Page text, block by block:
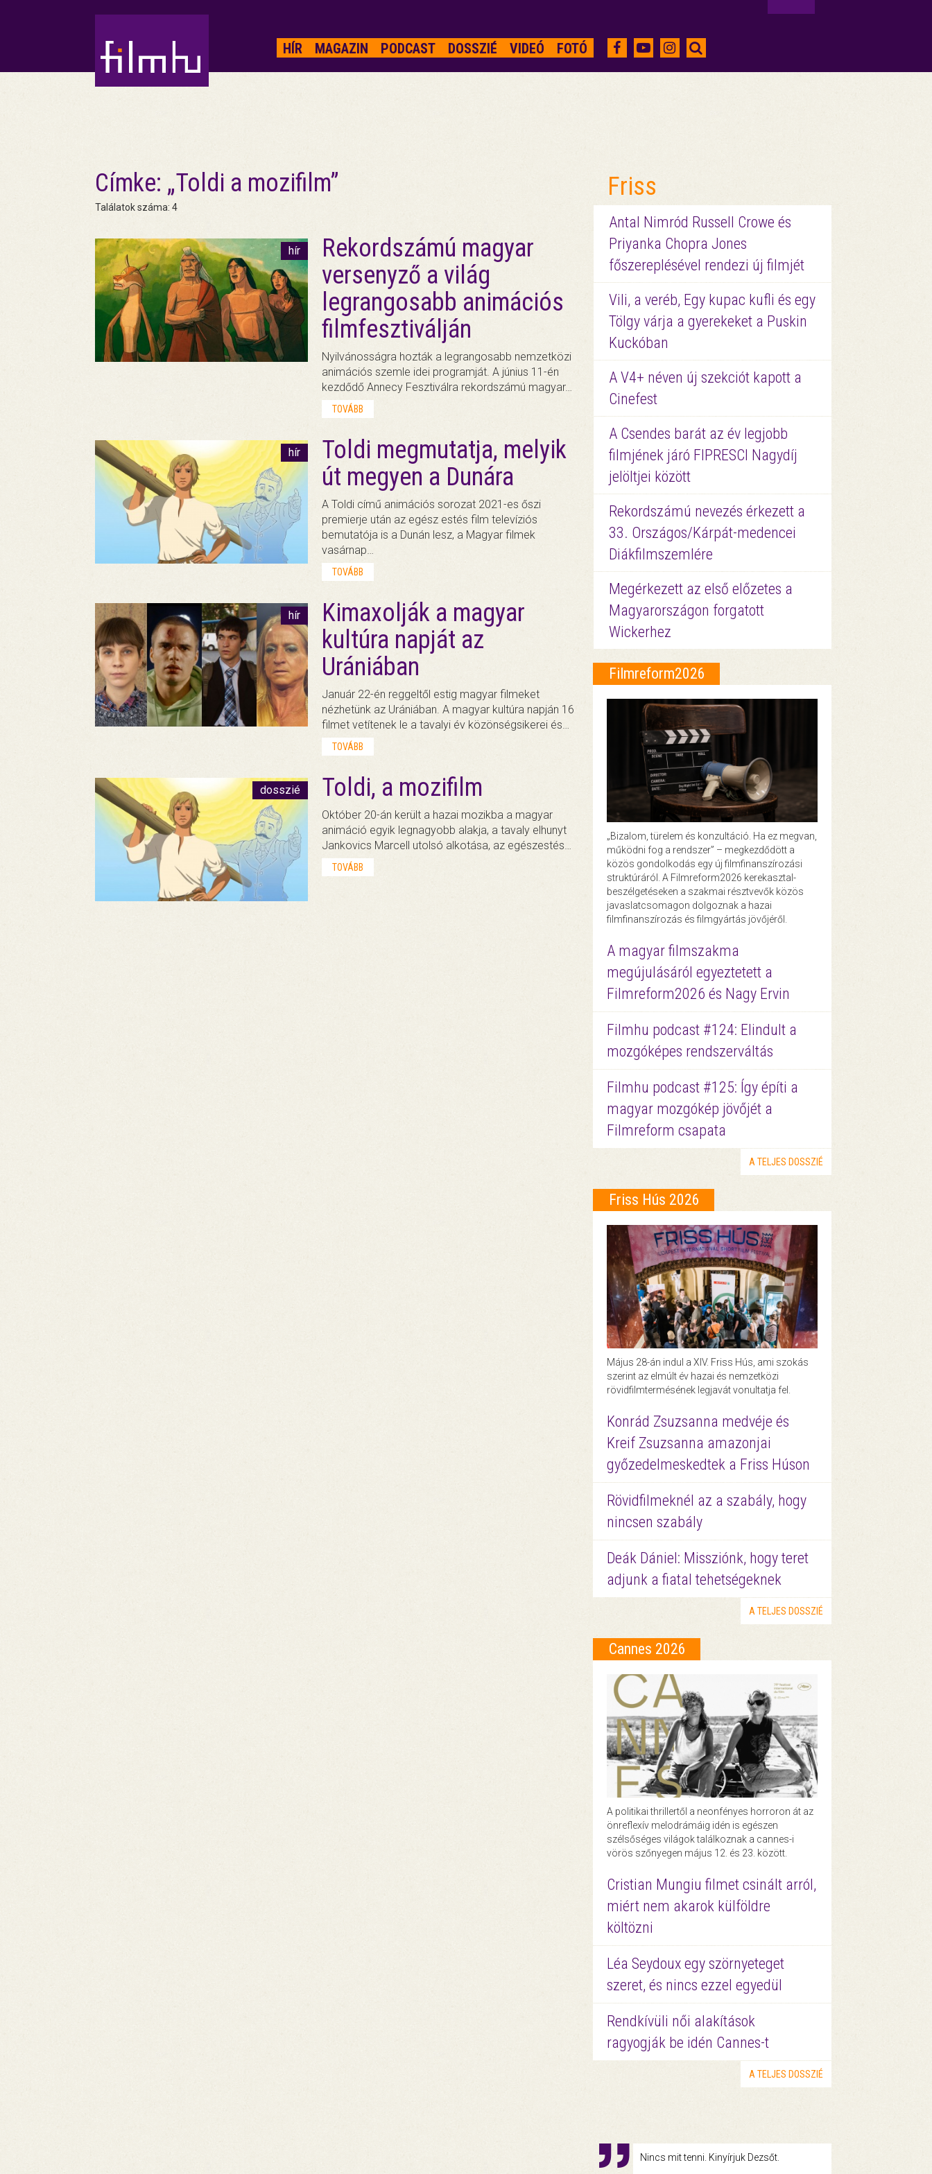
HÍR MAGAZIN PODCAST DOSSZIÉ VIDEÓ FOTÓ
Címke: „Toldi a mozifilm”
Találatok száma: 4
hír
Rekordszámú magyar
versenyző a világ
legrangosabb animációs
filmfesztiválján
Nyilvánosságra hozták a legrangosabb nemzetközi
animációs szemle idei programját. A június 11-én
kezdődő Annecy Fesztiválra rekordszámú magyar…
TOVÁBB
hír
Toldi megmutatja, melyik
út megyen a Dunára
A Toldi című animációs sorozat 2021-es őszi
premierje után az egész estés film televíziós
bemutatója is a Dunán lesz, a Magyar filmek
vasárnap…
TOVÁBB
hír
Kimaxolják a magyar
kultúra napját az
Urániában
Január 22-én reggeltől estig magyar filmeket
nézhetünk az Urániában. A magyar kultúra napján 16
filmet vetítenek le a tavalyi év közönségsikerei és…
TOVÁBB
dosszié Toldi, a mozifilm
Október 20-án került a hazai mozikba a magyar
animáció egyik legnagyobb alakja, a tavaly elhunyt
Jankovics Marcell utolsó alkotása, az egészestés…
TOVÁBB
Friss
Antal Nimród Russell Crowe és
Priyanka Chopra Jones
főszereplésével rendezi új filmjét
Vili, a veréb, Egy kupac kufli és egy
Tölgy várja a gyerekeket a Puskin
Kuckóban
A V4+ néven új szekciót kapott a
Cinefest
A Csendes barát az év legjobb
filmjének járó FIPRESCI Nagydíj
jelöltjei között
Rekordszámú nevezés érkezett a
33. Országos/Kárpát-medencei
Diákfilmszemlére
Megérkezett az első előzetes a
Magyarországon forgatott
Wickerhez
Filmreform2026
„Bizalom, türelem és konzultáció. Ha ez megvan,
működni fog a rendszer” – megkezdődött a
közös gondolkodás egy új filmfinanszírozási
struktúráról. A Filmreform2026 kerekasztal-
beszélgetéseken a szakmai résztvevők közös
javaslatcsomagon dolgoznak a hazai
filmfinanszírozás és filmgyártás jövőjéről.
A magyar filmszakma
megújulásáról egyeztetett a
Filmreform2026 és Nagy Ervin
Filmhu podcast #124: Elindult a
mozgóképes rendszerváltás
Filmhu podcast #125: Így építi a
magyar mozgókép jövőjét a
Filmreform csapata
A TELJES DOSSZIÉ
Friss Hús 2026
Május 28-án indul a XIV. Friss Hús, ami szokás
szerint az elmúlt év hazai és nemzetközi
rövidfilmtermésének legjavát vonultatja fel.
Konrád Zsuzsanna medvéje és
Kreif Zsuzsanna amazonjai
győzedelmeskedtek a Friss Húson
Rövidfilmeknél az a szabály, hogy
nincsen szabály
Deák Dániel: Missziónk, hogy teret
adjunk a fiatal tehetségeknek
A TELJES DOSSZIÉ
Cannes 2026
A politikai thrillertől a neonfényes horroron át az
önreflexív melodrámáig idén is egészen
szélsőséges világok találkoznak a cannes-i
vörös szőnyegen május 12. és 23. között.
Cristian Mungiu filmet csinált arról,
miért nem akarok külföldre
költözni
Léa Seydoux egy szörnyeteget
szeret, és nincs ezzel egyedül
Rendkívüli női alakítások
ragyogják be idén Cannes-t
A TELJES DOSSZIÉ
Nincs mit tenni. Kinyírjuk Dezsőt.